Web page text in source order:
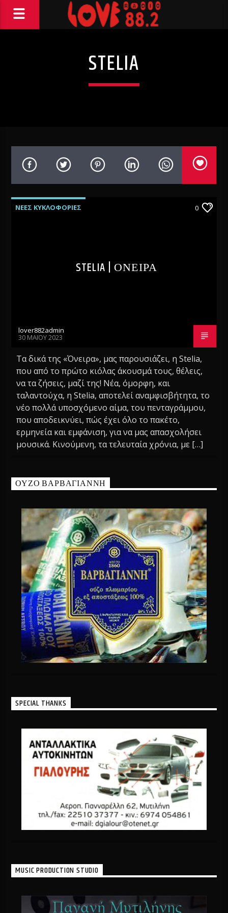
STELIA
ΝΕΕΣ ΚΥΚΛΟΦΟΡΙΕΣ 0
STELIA | ΟΝΕΙΡΑ
lover882admin
30 ΜΑΪ́ΟΥ 2023
Τα δικά της «Όνειρα», μας παρουσιάζει, η Stelia,
που από το πρώτο κιόλας άκουσμά τους, θέλεις,
να τα ζήσεις, μαζί της! Νέα, όμορφη, και
ταλαντούχα, η Stelia, αποτελεί αναμφισβήτητα, το
νέο πολλά υποσχόμενο αίμα, του πενταγράμμου,
που αποδεικνύει, πώς έχει όλο το πακέτο,
ερμηνεία και εμφάνιση, για να μας απασχολήσει
μουσικά. Κινούμενη, τα τελευταία χρόνια, με […]
ΟΥΖΟ ΒΑΡΒΑΓΙΑΝΝΗ
SPECIAL THANKS
MUSIC PRODUCTION STUDIO